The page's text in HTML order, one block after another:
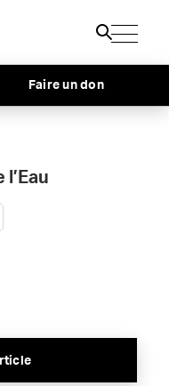
Faire un don
l’Eau